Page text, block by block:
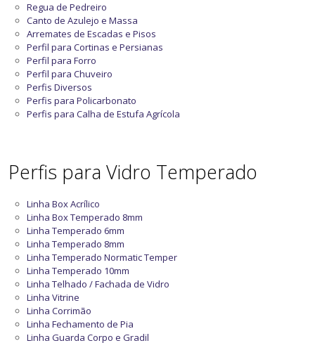
Regua de Pedreiro
Canto de Azulejo e Massa
Arremates de Escadas e Pisos
Perfil para Cortinas e Persianas
Perfil para Forro
Perfil para Chuveiro
Perfis Diversos
Perfis para Policarbonato
Perfis para Calha de Estufa Agrícola
Perfis para Vidro Temperado
Linha Box Acrílico
Linha Box Temperado 8mm
Linha Temperado 6mm
Linha Temperado 8mm
Linha Temperado Normatic Temper
Linha Temperado 10mm
Linha Telhado / Fachada de Vidro
Linha Vitrine
Linha Corrimão
Linha Fechamento de Pia
Linha Guarda Corpo e Gradil